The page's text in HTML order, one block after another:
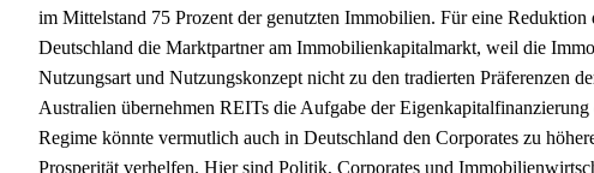
im Mittelstand 75 Prozent der genutzten Immobilien. Für eine
Deutschland die Marktpartner am Immobilienkapitalmarkt, weil die
Nutzungsart und Nutzungskonzept nicht zu den tradierten Präferenzen
Australien übernehmen REITs die Aufgabe der
Regime könnte vermutlich auch in Deutschland den Corporates zu
Prosperität verhelfen. Hier sind Politik, Corporates und